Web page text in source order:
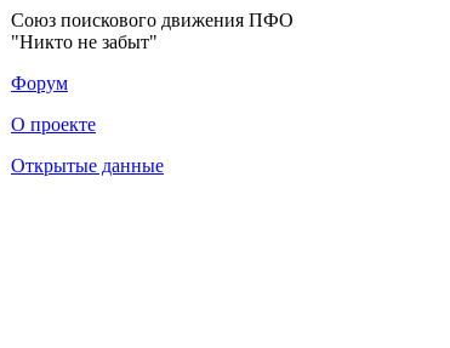
Союз поискового движения ПФО
"Никто не забыт"
Форум
О проекте
Открытые данные